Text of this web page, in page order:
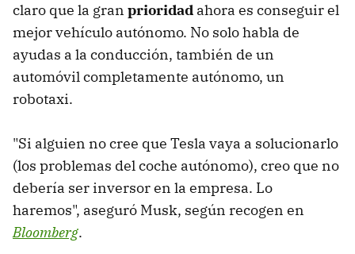
claro que la gran prioridad ahora es conseguir el
mejor vehículo autónomo. No solo habla de
ayudas a la conducción, también de un
automóvil completamente autónomo, un
robotaxi.
"Si alguien no cree que Tesla vaya a solucionarlo
(los problemas del coche autónomo), creo que no
debería ser inversor en la empresa. Lo
haremos", aseguró Musk, según recogen en
Bloomberg.